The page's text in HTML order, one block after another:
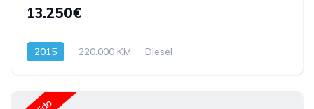
13.250€
2015 220.000 KM Diesel